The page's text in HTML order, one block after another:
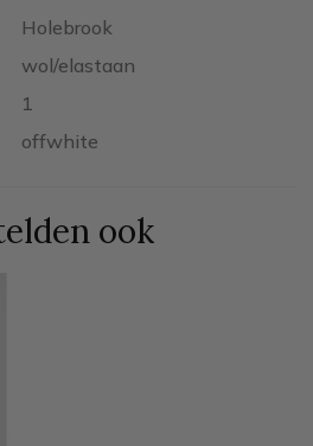
Holebrook
wol/elastaan
1
offwhite
ook